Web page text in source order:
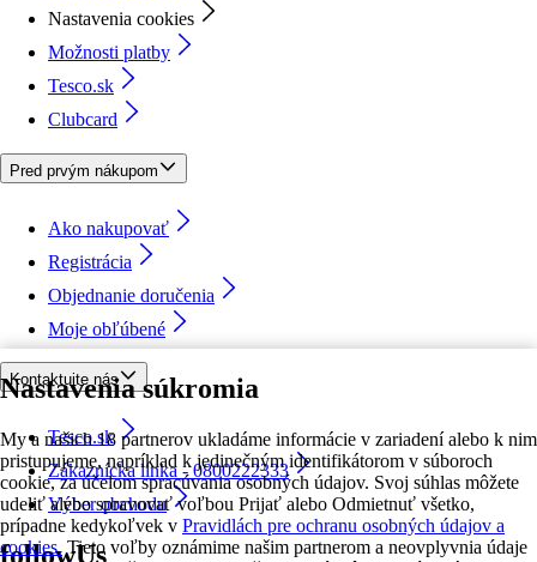
Nastavenia súkromia
My a našich 18 partnerov ukladáme informácie v zariadení alebo k nim
pristupujeme, napríklad k jedinečným identifikátorom v súboroch
cookie, za účelom spracúvania osobných údajov. Svoj súhlas môžete
udeliť alebo spravovať voľbou Prijať alebo Odmietnuť všetko,
prípadne kedykoľvek v Pravidlách pre ochranu osobných údajov a
cookies. Tieto voľby oznámime našim partnerom a neovplyvnia údaje
Nastavenia cookies
Možnosti platby
Tesco.sk
Clubcard
Pred prvým nákupom
Ako nakupovať
Registrácia
Objednanie doručenia
Moje obľúbené
Kontaktujte nás
Tesco.sk
Zákaznícka linka - 0800222333
Výber obchodu
followUs